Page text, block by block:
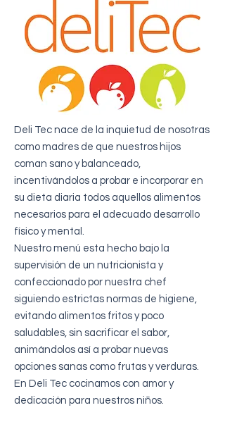
Deli Tec nace de la inquietud de nosotras
como madres de que nuestros hijos
coman sano y balanceado,
incentivándolos a probar e incorporar en
su dieta diaria todos aquellos alimentos
necesarios para el adecuado desarrollo
físico y mental.
Nuestro menú esta hecho bajo la
supervisión de un nutricionista y
confeccionado por nuestra chef
siguiendo estrictas normas de higiene,
evitando alimentos fritos y poco
saludables, sin sacrificar el sabor,
animándolos así a probar nuevas
opciones sanas como frutas y verduras.
En Deli Tec cocinamos con amor y
dedicación para nuestros niños.